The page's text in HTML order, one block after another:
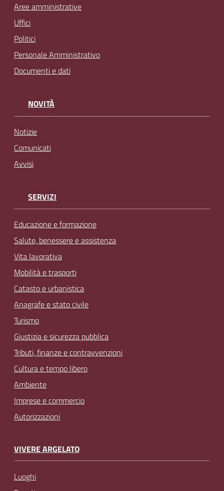
Aree amministrative
Uffici
Politici
Personale Amministrativo
Documenti e dati
NOVITÀ
Notizie
Comunicati
Avvisi
SERVIZI
Educazione e formazione
Salute, benessere e assistenza
Vita lavorativa
Mobilità e trasporti
Catasto e urbanistica
Anagrafe e stato civile
Turismo
Giustizia e sicurezza pubblica
Tributi, finanze e contravvenzioni
Cultura e tempo libero
Ambiente
Imprese e commercio
Autorizzazioni
VIVERE ARGELATO
Luoghi